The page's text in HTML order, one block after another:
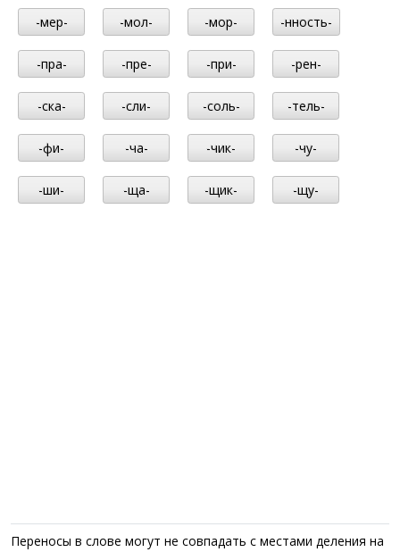
-мер- -мол- -мор- -нность-
-пра- -пре- -при- -рен-
-ска- -сли- -соль- -тель-
-фи- -ча- -чик- -чу-
-ши- -ща- -щик- -щу-
Переносы в слове могут не совпадать с местами деления на